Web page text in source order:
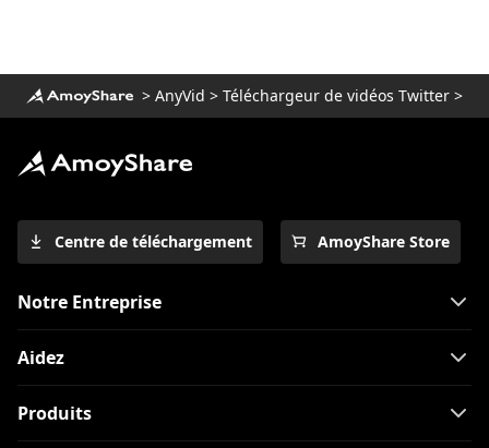
> AnyVid > Téléchargeur de vidéos Twitter >
Centre de téléchargement AmoyShare Store
Notre Entreprise
Aidez
Produits